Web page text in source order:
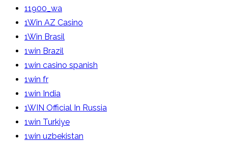
11900_wa
1Win AZ Casino
1Win Brasil
1win Brazil
1win casino spanish
1win fr
1win India
1WIN Official In Russia
1win Turkiye
1win uzbekistan